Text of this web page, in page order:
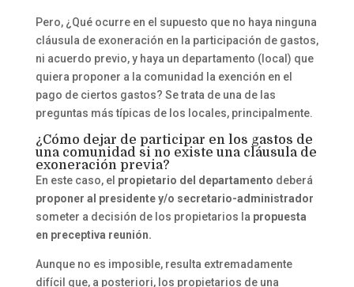
Pero, ¿Qué ocurre en el supuesto que no haya ninguna
cláusula de exoneración en la participación de gastos,
ni acuerdo previo, y haya un departamento (local) que
quiera proponer a la comunidad la exención en el
pago de ciertos gastos? Se trata de una de las
preguntas más típicas de los locales, principalmente.
¿Cómo dejar de participar en los gastos de
una comunidad si no existe una cláusula de
exoneración previa?
En este caso, el propietario del departamento deberá
proponer al presidente y/o secretario-administrador
someter a decisión de los propietarios la propuesta
en preceptiva reunión.
Aunque no es imposible, resulta extremadamente
difícil que, a posteriori, los propietarios de una